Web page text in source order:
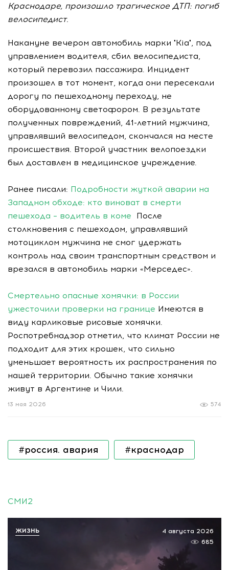
Краснодаре, произошло трагическое ДТП: погиб
велосипедист.
Накануне вечером автомобиль марки "Kia", под
управлением водителя, сбил велосипедиста,
который перевозил пассажира. Инцидент
произошел в тот момент, когда они пересекали
дорогу по пешеходному переходу, не
оборудованному светофором. В результате
полученных повреждений, 41-летний мужчина,
управлявший велосипедом, скончался на месте
происшествия. Второй участник велопоездки
был доставлен в медицинское учреждение.
Ранее писали: Подробности жуткой аварии на
Западном обходе: кто виноват в смерти
пешехода – водитель в коме После
столкновения с пешеходом, управлявший
мотоциклом мужчина не смог удержать
контроль над своим транспортным средством и
врезался в автомобиль марки «Мерседес».
Смертельно опасные хомячки: в России
ужесточили проверки на границе Имеются в
виду карликовые рисовые хомячки.
Роспотребнадзор отметил, что климат России не
подходит для этих крошек, что сильно
уменьшает вероятность их распространения по
нашей территории. Обычно такие хомячки
живут в Аргентине и Чили.
574
13 мая 2026
#россия. авария #краснодар
СМИ2
4 августа 2026
685
ЖИЗНЬ